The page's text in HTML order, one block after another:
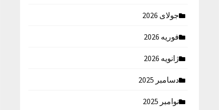
جولای 2026
فوریه 2026
ژانویه 2026
دسامبر 2025
نوامبر 2025